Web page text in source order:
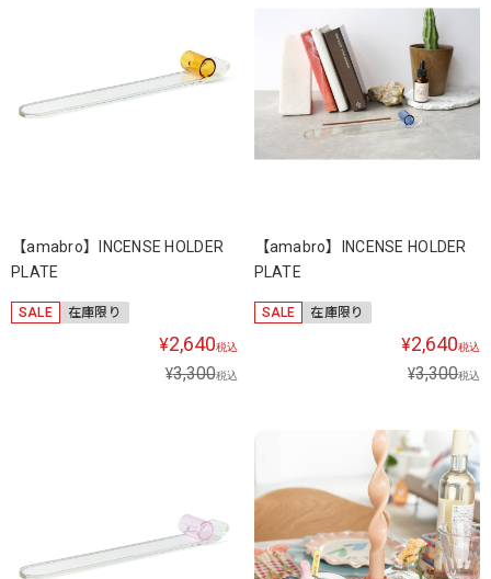
【amabro】INCENSE HOLDER
PLATE
SALE 在庫限り
¥2,640税込
¥3,300税込
【amabro】INCENSE HOLDER
PLATE
SALE 在庫限り
¥2,640税込
¥3,300税込